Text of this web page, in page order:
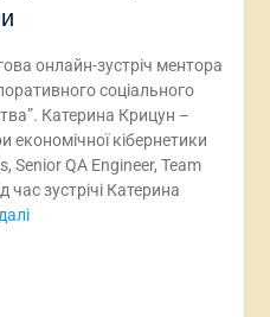
онлайн-зустріч ментора
соціального
Катерина Крицун –
економічної кібернетики
Senior QA Engineer, Team
зустрічі Катерина